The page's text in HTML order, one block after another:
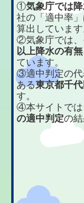
①気象庁では
社の「適中率
算出しています
②気象庁では、
以上降水の有
ています。
③適中判定の代
ある東京都千
す。
④本サイトで
の適中判定の